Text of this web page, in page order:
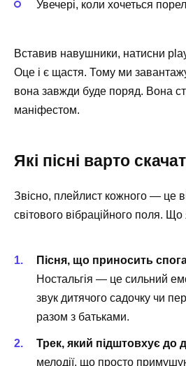
Увечері, коли хочеться
Вставив навушники, натисни
Оце і є щастя. Тому ми
вона завжди буде поряд. Вона
маніфестом.
Які пісні варто
Звісно, плейлист кожного — це
світового вібраційного поля.
Пісня, що приносить
Ностальгія — це сильний
звук дитячого садочку чи
разом з батьками.
Трек, який підштовхує до
мелодії, що просто